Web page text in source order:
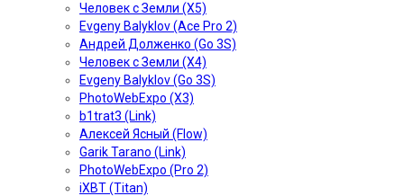
Человек с Земли (X5)
Evgeny Balyklov (Ace Pro 2)
Андрей Долженко (Go 3S)
Человек с Земли (X4)
Evgeny Balyklov (Go 3S)
PhotoWebExpo (X3)
b1trat3 (Link)
Алексей Ясный (Flow)
Garik Tarano (Link)
PhotoWebExpo (Pro 2)
iXBT (Titan)